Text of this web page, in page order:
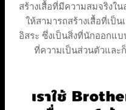
สร้างเสื้อที่มีความสมจริงใ
ให้สามารถสร้างเสื้อที่เป็
อิสระ ซึ่งเป็นสิ่งที่นักออกแ
ที่ความเป็นส่วนตัวและ